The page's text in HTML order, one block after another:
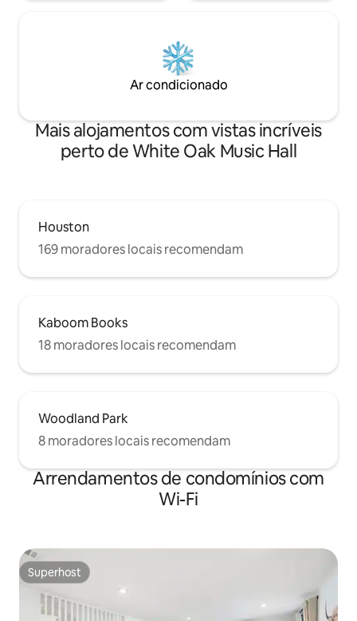
Ar condicionado
Mais alojamentos com vistas incríveis
perto de White Oak Music Hall
Houston
169 moradores locais recomendam
Kaboom Books
18 moradores locais recomendam
Woodland Park
8 moradores locais recomendam
Arrendamentos de condomínios com
Wi-Fi
Superhost
Superhost